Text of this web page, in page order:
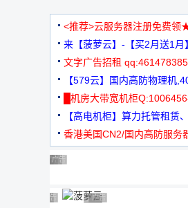
<推荐>云服务器注册免费领
来【菠萝云】-【买2月送1
文字广告招租 qq:461478385
【579云】国内高防物理机
元
█机房大带宽机柜
【高电机柜】算力托管租赁
机
香港美国CN2/国内高防服务
广告 商业广告，理性选择
广告 商业广告，理性选择
广告 商业广告，理性选择
广告 商业广告，理性选择
广告 商业广告，理性选择
广告 商业广告，理性选择
广告 商业广告，理性选择
广告 商业广告，理性选择广告 商业广告，理性选择
广告 商业广告，理性选择